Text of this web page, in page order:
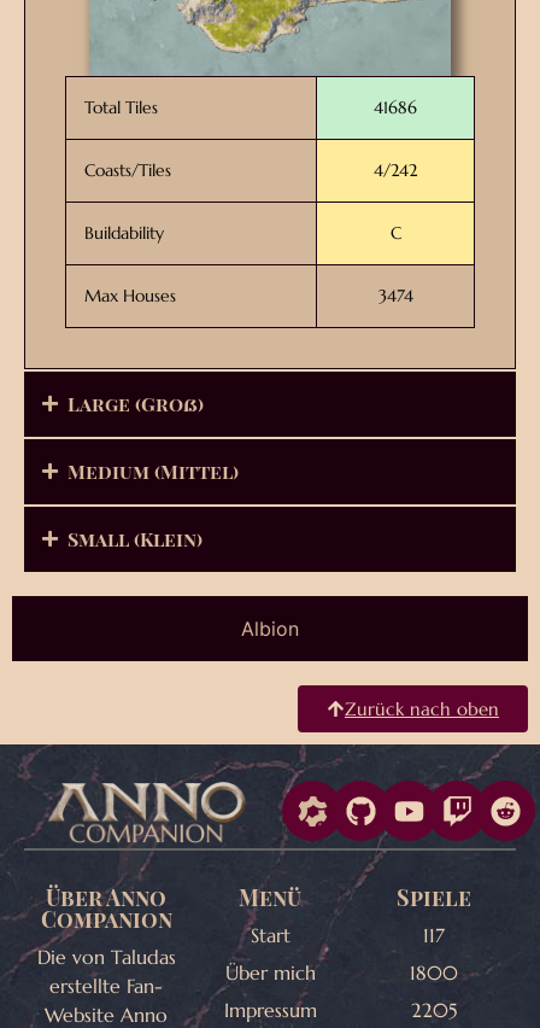
Albion
Total Tiles 41686
Coasts/Tiles 4/242
Buildability C
Max Houses 3474
Large (Groß)
Medium (Mittel)
Small (Klein)
Zurück nach oben
Über Anno
Companion
Die von Taludas
erstellte Fan-
Website Anno
Menü
Start
Über mich
Impressum
Spiele
117
1800
2205